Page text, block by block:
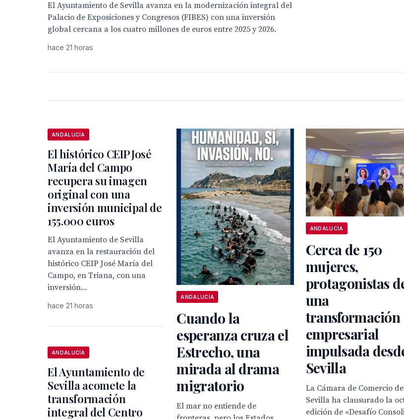
El Ayuntamiento de Sevilla avanza en la modernización integral del
Palacio de Exposiciones y Congresos (FIBES) con una inversión
global cercana a los cuatro millones de euros entre 2025 y 2026.
hace 21 horas
ANDALUCÍA
El histórico CEIP José
María del Campo
recupera su imagen
original con una
inversión municipal de
155.000 euros
El Ayuntamiento de Sevilla
avanza en la restauración del
histórico CEIP José María del
Campo, en Triana, con una
inversión...
hace 21 horas
ANDALUCÍA
Cuando la
esperanza cruza el
Estrecho, una
mirada al drama
migratorio
El mar no entiende de
ANDALUCÍA
Cerca de 150
mujeres,
protagonistas
una
transformación
empresarial
impulsada
Sevilla
La Cámara de Comercio de
Sevilla ha clausurado la
edición de «Desafío
ANDALUCÍA
El Ayuntamiento de
Sevilla acomete la
transformación
integral del Centro